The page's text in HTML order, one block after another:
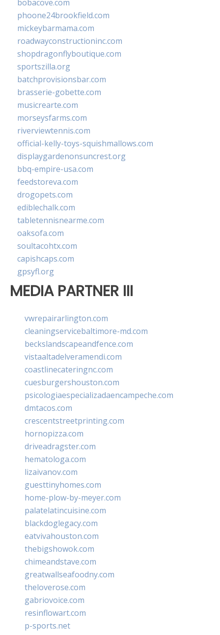
bobacove.com
phoone24brookfield.com
mickeybarmama.com
roadwayconstructioninc.com
shopdragonflyboutique.com
sportszilla.org
batchprovisionsbar.com
brasserie-gobette.com
musicrearte.com
morseysfarms.com
riverviewtennis.com
official-kelly-toys-squishmallows.com
displaygardenonsuncrest.org
bbq-empire-usa.com
feedstoreva.com
drogopets.com
ediblechalk.com
tabletennisnearme.com
oaksofa.com
soultacohtx.com
capishcaps.com
gpsyfl.org
MEDIA PARTNER III
vwrepairarlington.com
cleaningservicebaltimore-md.com
beckslandscapeandfence.com
vistaaltadelveramendi.com
coastlinecateringnc.com
cuesburgershouston.com
psicologiaespecializadaencampeche.com
dmtacos.com
crescentstreetprinting.com
hornopizza.com
driveadragster.com
hematologa.com
lizaivanov.com
guesttinyhomes.com
home-plow-by-meyer.com
palatelatincuisine.com
blackdoglegacy.com
eatvivahouston.com
thebigshowok.com
chimeandstave.com
greatwallseafoodny.com
theloverose.com
gabriovoice.com
resinflowart.com
p-sports.net